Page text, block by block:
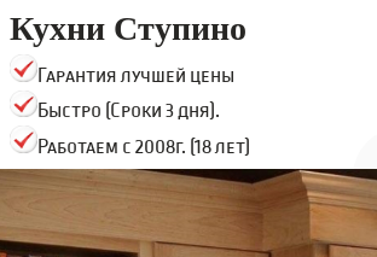
Кухни Ступино
Гарантия лучшей цены
Быстро (Сроки 3 дня).
Работаем с 2008г. (18 лет)